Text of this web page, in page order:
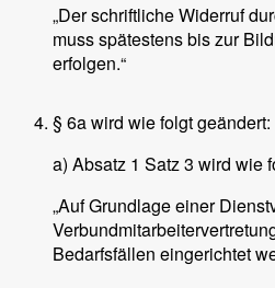
„Der schriftliche Widerruf
muss spätestens bis zur
erfolgen.“
§ 6a wird wie folgt geändert:
a) Absatz 1 Satz 3 wird wie
„Auf Grundlage einer
Bedarfsfällen eingerichtet